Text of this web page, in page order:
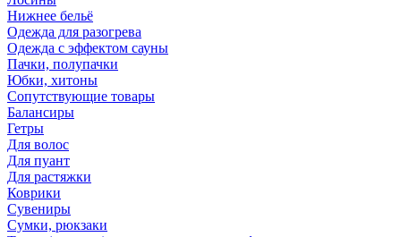
Нижнее бельё
Одежда для разогрева
Одежда с эффектом сауны
Пачки, полупачки
Юбки, хитоны
Сопутствующие товары
Балансиры
Гетры
Для волос
Для пуант
Для растяжки
Коврики
Сувениры
Сумки, рюкзаки